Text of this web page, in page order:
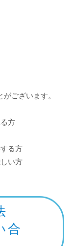
ございます。
方
る方
い方
合